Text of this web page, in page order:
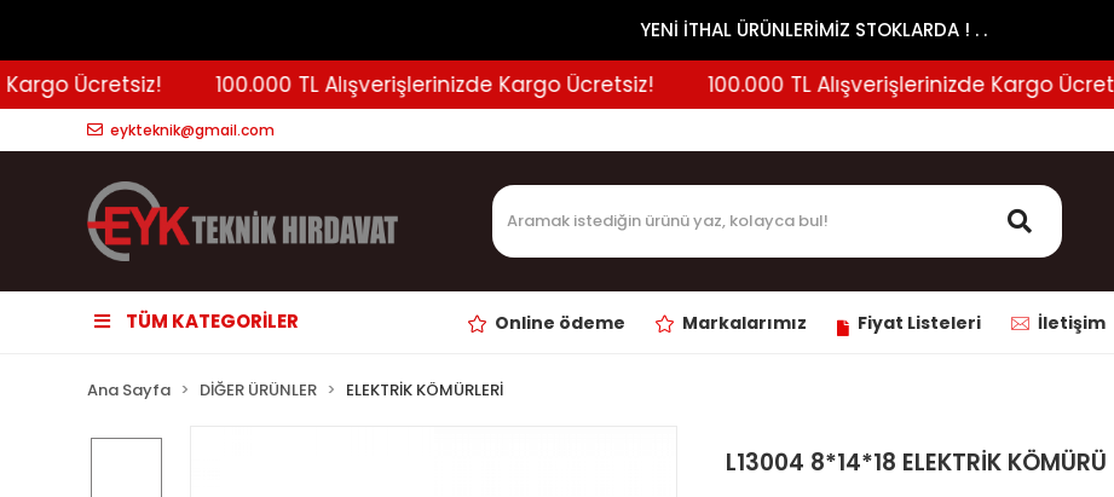
YENİ İTHAL ÜRÜNLERİMİZ STOKLARDA ! . .
Ücretsiz! 100.000 TL Alışverişlerinizde Kargo Ücretsiz! 100.000 TL Alışverişlerinizde Kargo Ücretsiz!
eykteknik@gmail.com
TÜM KATEGORİLER Online ödeme Markalarımız Fiyat Listeleri İletişim
Ana Sayfa DİĞER ÜRÜNLER ELEKTRİK KÖMÜRLERİ
L13004 8*14*18 ELEKTRİK KÖMÜRÜ